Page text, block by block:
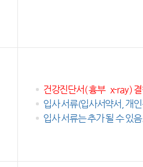
건강진단서( 흉부 x-ray ) 결
입사 서류(입사서약서, 개
입사 서류는 추가 될 수 있